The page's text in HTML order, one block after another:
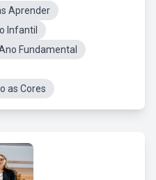
Aprender
Infantil
Fundamental
as Cores